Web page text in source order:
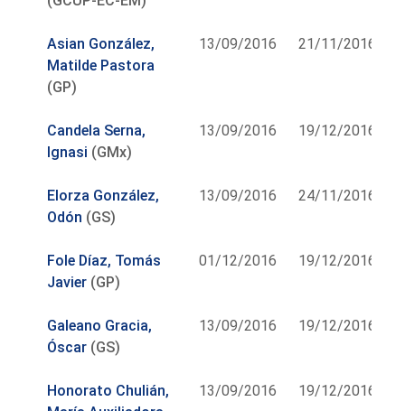
Asian González,
Matilde Pastora
(GP)
13/09/2016 21/11/2016
Candela Serna,
Ignasi (GMx)
13/09/2016 19/12/2016
Elorza González,
Odón (GS)
13/09/2016 24/11/2016
Fole Díaz, Tomás
Javier (GP)
01/12/2016 19/12/2016
Galeano Gracia,
Óscar (GS)
13/09/2016 19/12/2016
Honorato Chulián,
13/09/2016 19/12/2016